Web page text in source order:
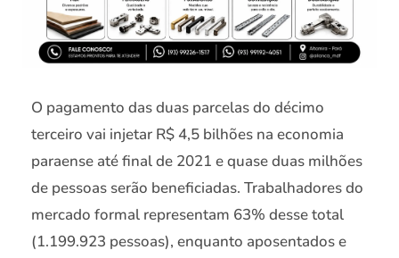
O pagamento das duas parcelas do décimo
terceiro vai injetar R$ 4,5 bilhões na economia
paraense até final de 2021 e quase duas milhões
de pessoas serão beneficiadas. Trabalhadores do
mercado formal representam 63% desse total
(1.199.923 pessoas), enquanto aposentados e